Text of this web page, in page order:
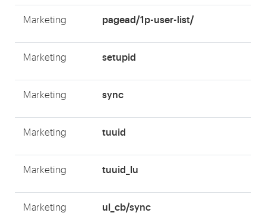
Marketing pagead/1p-user-list/
Marketing setupid
Marketing sync
Marketing tuuid
Marketing tuuid_lu
Marketing ul_cb/sync